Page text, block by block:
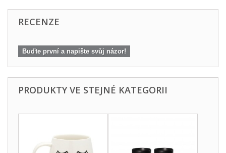
RECENZE
Buďte první a napište svůj názor!
PRODUKTY VE STEJNÉ KATEGORII